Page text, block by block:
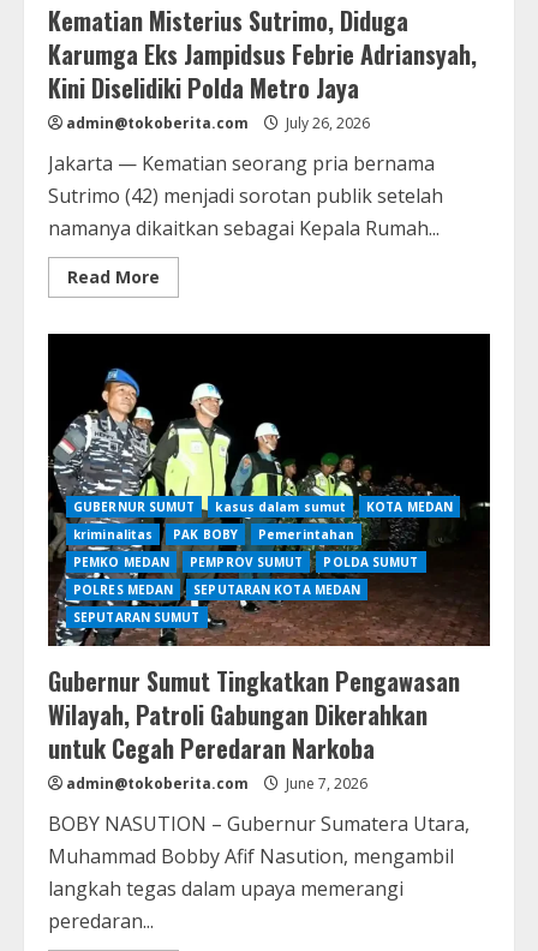
Kematian Misterius Sutrimo, Diduga
Karumga Eks Jampidsus Febrie Adriansyah,
Kini Diselidiki Polda Metro Jaya
admin@tokoberita.com July 26, 2026
Jakarta — Kematian seorang pria bernama
Sutrimo (42) menjadi sorotan publik setelah
namanya dikaitkan sebagai Kepala Rumah...
Read More
more
Karumga
Jampidsus
Febrie
Adriansyah,
Kini
Diselidiki
Polda
Metro
Jaya
GUBERNUR SUMUT kasus dalam sumut
KOTA MEDAN
kriminalitas
PAK BOBY
Pemerintahan
PEMKO MEDAN
PEMPROV SUMUT
POLDA SUMUT
POLRES MEDAN
SEPUTARAN KOTA MEDAN
SEPUTARAN SUMUT
Gubernur Sumut Tingkatkan Pengawasan
Wilayah, Patroli Gabungan Dikerahkan
untuk Cegah Peredaran Narkoba
admin@tokoberita.com June 7, 2026
BOBY NASUTION – Gubernur Sumatera Utara,
Muhammad Bobby Afif Nasution, mengambil
langkah tegas dalam upaya memerangi
peredaran...